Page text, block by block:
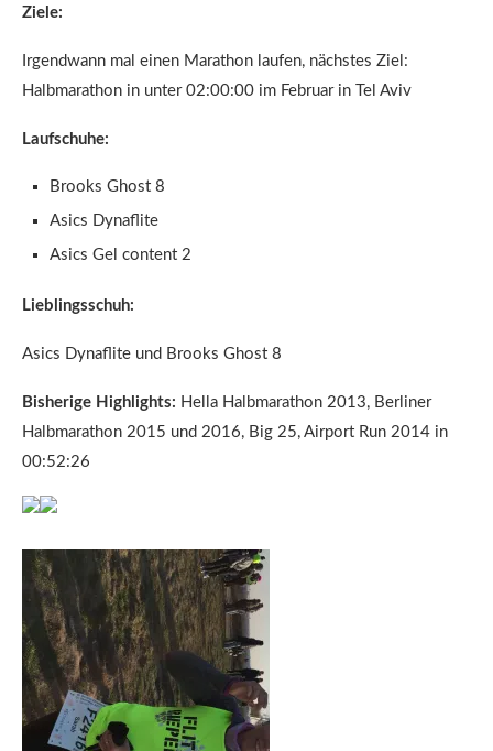
Ziele:
Irgendwann mal einen Marathon laufen, nächstes Ziel:
Halbmarathon in unter 02:00:00 im Februar in Tel Aviv
Laufschuhe:
Brooks Ghost 8
Asics Dynaflite
Asics Gel content 2
Lieblingsschuh:
Asics Dynaflite und Brooks Ghost 8
Bisherige Highlights: Hella Halbmarathon 2013, Berliner
Halbmarathon 2015 und 2016, Big 25, Airport Run 2014 in
00:52:26